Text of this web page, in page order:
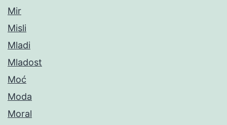
Mir
Misli
Mladi
Mladost
Moć
Moda
Moral